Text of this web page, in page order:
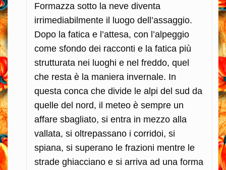
Formazza sotto la neve diventa
irrimediabilmente il luogo dell’assaggio.
Dopo la fatica e l’attesa, con l’alpeggio
come sfondo dei racconti e la fatica più
strutturata nei luoghi e nel freddo, quel
che resta è la maniera invernale. In
questa conca che divide le alpi del sud da
quelle del nord, il meteo è sempre un
affare sbagliato, si entra in mezzo alla
vallata, si oltrepassano i corridoi, si
spiana, si superano le frazioni mentre le
strade ghiacciano e si arriva ad una forma